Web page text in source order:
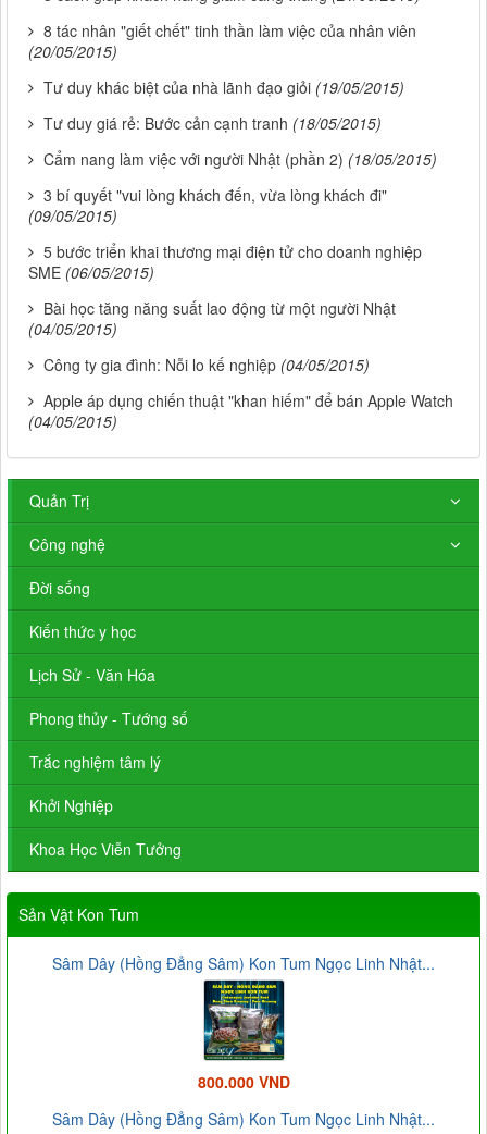
8 tác nhân "giết chết" tinh thần làm việc của nhân viên
(20/05/2015)
Tư duy khác biệt của nhà lãnh đạo giỏi (19/05/2015)
Tư duy giá rẻ: Bước cản cạnh tranh (18/05/2015)
Cẩm nang làm việc với người Nhật (phần 2) (18/05/2015)
3 bí quyết "vui lòng khách đến, vừa lòng khách đi"
(09/05/2015)
5 bước triển khai thương mại điện tử cho doanh nghiệp
SME (06/05/2015)
Bài học tăng năng suất lao động từ một người Nhật
(04/05/2015)
Công ty gia đình: Nỗi lo kế nghiệp (04/05/2015)
Apple áp dụng chiến thuật "khan hiếm" để bán Apple Watch
(04/05/2015)
Quản Trị
Công nghệ
Đời sống
Kiến thức y học
Lịch Sử - Văn Hóa
Phong thủy - Tướng số
Trắc nghiệm tâm lý
Khởi Nghiệp
Khoa Học Viễn Tưởng
Sản Vật Kon Tum
Sâm Dây (Hồng Đẳng Sâm) Kon Tum Ngọc Linh Nhật...
800.000 VND
Sâm Dây (Hồng Đẳng Sâm) Kon Tum Ngọc Linh Nhật...